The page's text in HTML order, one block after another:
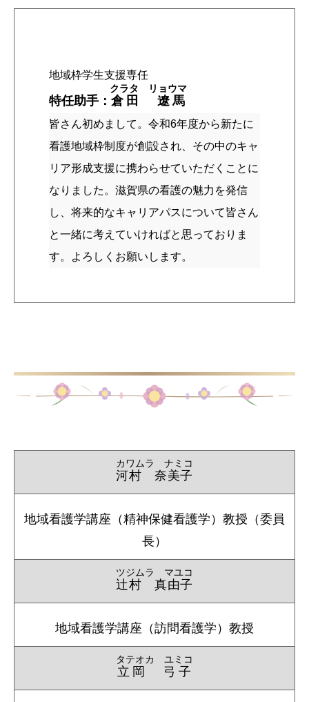
地域枠学生支援専任
特任助手： 倉田 遼馬
クラタ リョウマ
皆さん初めまして。令和6年度から新たに
看護地域枠制度が創設され、その中のキャ
リア形成支援に携わらせていただくことに
なりました。滋賀県の看護の魅力を発信
し、将来的なキャリアパスについて皆さん
と一緒に考えていければと思っておりま
す。よろしくお願いします。
河村 奈美子
カワムラ ナミコ
地域看護学講座（精神保健看護学）教授（委員
長）
辻村 真由子
ツジムラ マユコ
地域看護学講座（訪問看護学）教授
立岡 弓子
タテオカ ユミコ